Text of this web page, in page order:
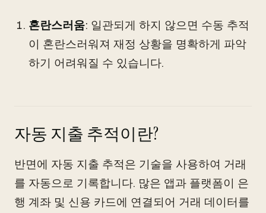
혼란스러움: 일관되게 하지 않으면 수동 추적
이 혼란스러워져 재정 상황을 명확하게 파악
하기 어려워질 수 있습니다.
자동 지출 추적이란?
반면에 자동 지출 추적은 기술을 사용하여 거래
를 자동으로 기록합니다. 많은 앱과 플랫폼이 은
행 계좌 및 신용 카드에 연결되어 거래 데이터를